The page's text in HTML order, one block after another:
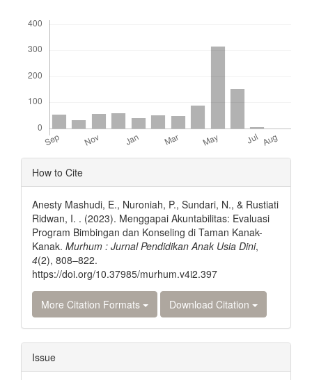
Article
Details
How to Cite
Anesty Mashudi, E., Nuroniah, P., Sundari, N., & Rustiati
Ridwan, I. . (2023). Menggapai Akuntabilitas: Evaluasi
Program Bimbingan dan Konseling di Taman Kanak-
Kanak. Murhum : Jurnal Pendidikan Anak Usia Dini,
4(2), 808–822.
https://doi.org/10.37985/murhum.v4i2.397
More Citation Formats Download Citation
Issue